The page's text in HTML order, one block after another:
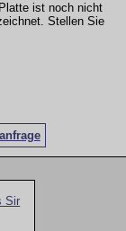
ist noch nicht
Stellen Sie